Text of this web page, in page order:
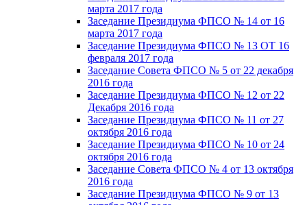
марта 2017 года
Заседание Президиума ФПСО № 14 от 16
марта 2017 года
Заседание Президиума ФПСО № 13 ОТ 16
февраля 2017 года
Заседание Совета ФПСО № 5 от 22 декабря
2016 года
Заседание Президиума ФПСО № 12 от 22
Декабря 2016 года
Заседание Президиума ФПСО № 11 от 27
октября 2016 года
Заседание Президиума ФПСО № 10 от 24
октября 2016 года
Заседание Совета ФПСО № 4 от 13 октября
2016 года
Заседание Президиума ФПСО № 9 от 13